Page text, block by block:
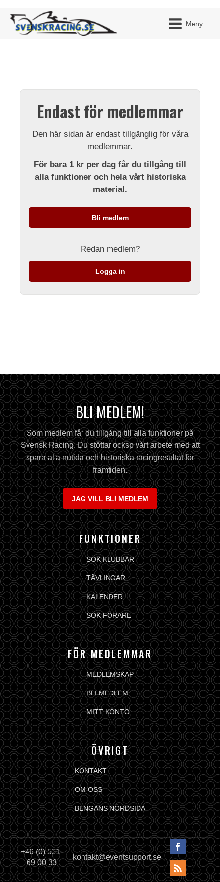
Meny
Endast för medlemmar
Den här sidan är endast tillgänglig för våra
medlemmar.
För bara 1 kr per dag får du tillgång till
alla funktioner och hela vårt historiska
material.
Bli medlem
Redan medlem?
Logga in
BLI MEDLEM!
Som medlem får du tillgång till alla funktioner på
Svensk Racing. Du stöttar ocksp vårt arbete med att
spara alla nutida och historiska racingresultat för
framtiden.
JAG VILL BLI MEDLEM
FUNKTIONER
SÖK KLUBBAR
TÄVLINGAR
KALENDER
SÖK FÖRARE
FÖR MEDLEMMAR
MEDLEMSKAP
BLI MEDLEM
MITT KONTO
ÖVRIGT
KONTAKT
OM OSS
BENGANS NÖRDSIDA
+46 (0) 531-
69 00 33
kontakt@eventsupport.se